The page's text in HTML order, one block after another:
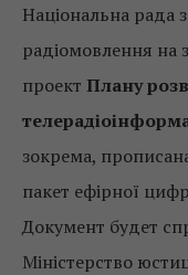
Національна рада
радіомовлення на
проект Плану
зокрема,
пакет ефірної
Документ будет
Міністерство